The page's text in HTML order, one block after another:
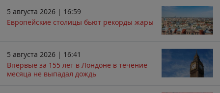
5 августа 2026 | 16:59
Европейские столицы бьют рекорды жары
5 августа 2026 | 16:41
Впервые за 155 лет в Лондоне в течение
месяца не выпадал дождь